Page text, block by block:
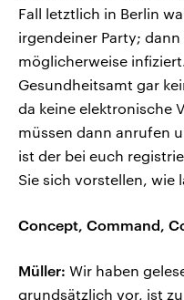
Fall letztlich in Berlin
irgendeiner Party;
möglicherweise
Gesundheitsamt gar
da keine elektronische
müssen dann anrufen
ist der bei euch
Sie sich vorstellen, wie
Concept, Command,
Müller: Wir haben
grundsätzlich vor, ist